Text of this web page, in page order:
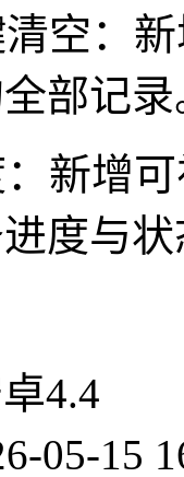
空：
部记录
新增
度与
4.4
05-15